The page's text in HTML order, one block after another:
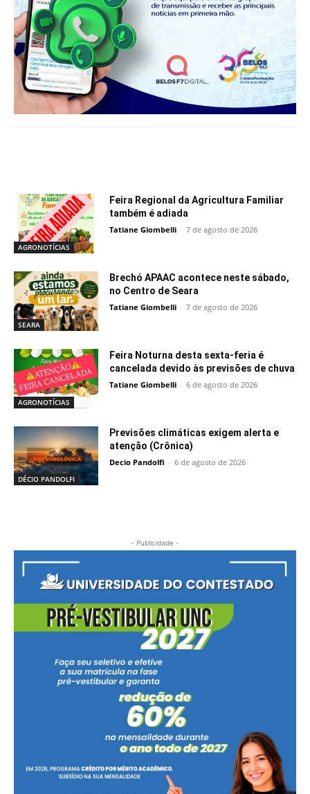
AGRONOTÍCIAS
Feira Regional da Agricultura Familiar
também é adiada
Tatiane Giombelli - 7 de agosto de 2026
SEARA
Brechó APAAC acontece neste sábado,
no Centro de Seara
Tatiane Giombelli - 7 de agosto de 2026
AGRONOTÍCIAS
Feira Noturna desta sexta-feria é
cancelada devido às previsões de chuva
Tatiane Giombelli - 6 de agosto de 2026
DÉCIO PANDOLFI
Previsões climáticas exigem alerta e
atenção (Crônica)
Decio Pandolfi - 6 de agosto de 2026
- Publicidade -